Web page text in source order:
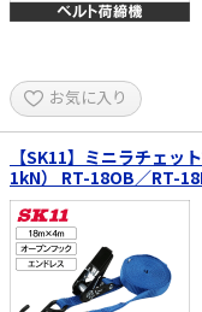
お気に入り
【SK11】ミニラチェッ
1kN） RT-18OB／RT-